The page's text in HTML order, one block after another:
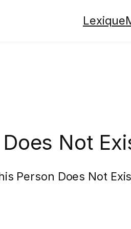
Lexique
Not
Person Does Not